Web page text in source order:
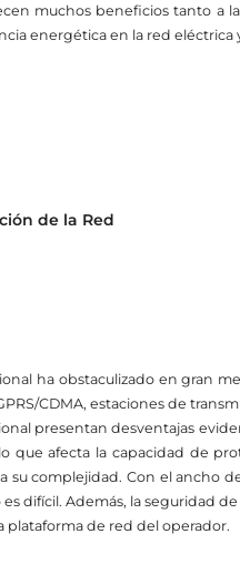
muchos beneficios tanto a
energética en la red eléctrica
de la Red
ha obstaculizado en gran
CDMA, estaciones de
presentan desventajas
que afecta la capacidad de
complejidad. Con el ancho
difícil. Además, la seguridad
plataforma de red del operador.